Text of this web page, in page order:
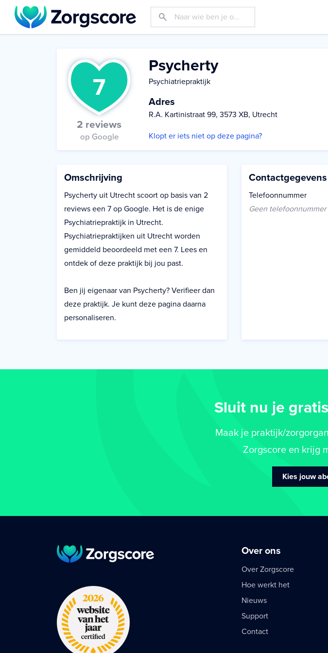
7
2 reviews
op Google
Psycherty
Psychiatriepraktijk
Adres
R.A. Kartinistraat 99, 3573 XB, Utrecht
Klopt er iets niet op deze pagina?
Omschrijving
Psycherty uit Utrecht scoort op basis van 2
reviews een 7 op Google. Het is de enige
Psychiatriepraktijk in Utrecht.
Psychiatriepraktijken uit Utrecht worden
gemiddeld beoordeeld met een 7. Lees en
ontdek of deze praktijk bij jou past.
Ben jij eigenaar van Psycherty? Verifieer dan
deze praktijk. Je kunt deze pagina daarna
personaliseren.
Contactgegevens
Telefoonnummer
Geen telefoonnummer
Sluit nu je
Maak je praktijk/
Zorgscore en krijg
Kies jouw
Over ons
Over Zorgscore
Hoe werkt het
Nieuws
Support
Contact